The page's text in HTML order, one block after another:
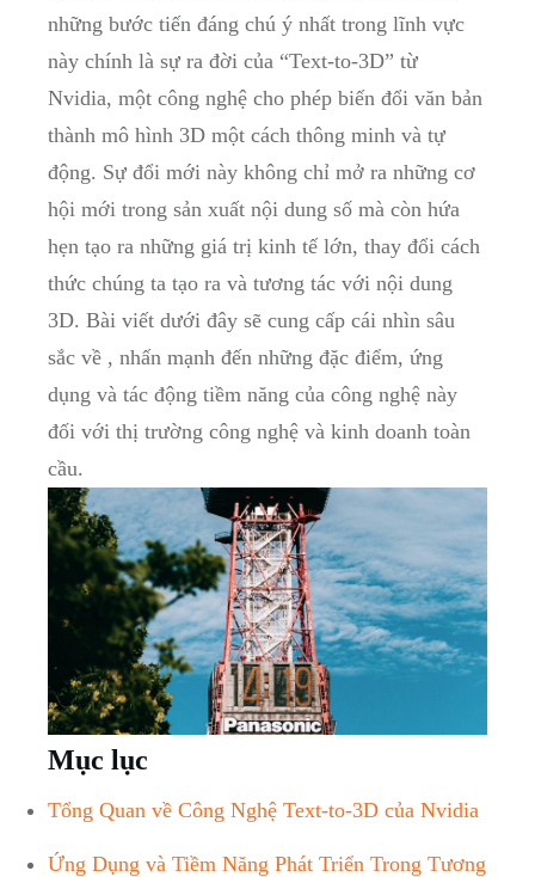
những bước tiến đáng chú ý nhất trong lĩnh vực
này chính là sự ra đời của “Text-to-3D” từ
Nvidia, một công nghệ cho phép biến đổi văn bản
thành mô hình 3D một cách thông minh và tự
động. Sự đổi mới này không chỉ mở ra những cơ
hội mới trong sản xuất nội dung số mà còn hứa
hẹn tạo ra những giá trị kinh tế lớn, thay đổi cách
thức chúng ta tạo ra và tương tác với nội dung
3D. Bài viết dưới đây sẽ cung cấp cái nhìn sâu
sắc về , nhấn mạnh đến những đặc điểm, ứng
dụng và tác động tiềm năng của công nghệ này
đối với thị trường công nghệ và kinh doanh toàn
cầu.
Mục lục
Tổng Quan về Công Nghệ Text-to-3D của Nvidia
Ứng Dụng và Tiềm Năng Phát Triển Trong Tương